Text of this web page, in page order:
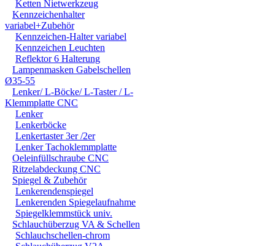
Ketten Nietwerkzeug
Kennzeichenhalter
variabel+Zubehör
Kennzeichen-Halter variabel
Kennzeichen Leuchten
Reflektor 6 Halterung
Lampenmasken Gabelschellen
Ø35-55
Lenker/ L-Böcke/ L-Taster / L-
Klemmplatte CNC
Lenker
Lenkerböcke
Lenkertaster 3er /2er
Lenker Tachoklemmplatte
Oeleinfüllschraube CNC
Ritzelabdeckung CNC
Spiegel & Zubehör
Lenkerendenspiegel
Lenkerenden Spiegelaufnahme
Spiegelklemmstück univ.
Schlauchüberzug VA & Schellen
Schlauchschellen-chrom